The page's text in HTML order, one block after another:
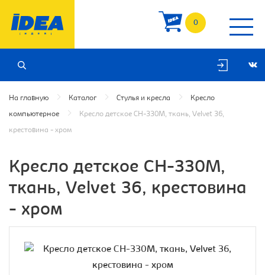
0
На главную Каталог Стулья и кресла Кресло
компьютерное Кресло детское CH-330M, ткань, Velvet 36,
крестовина - хром
Кресло детское CH-330M,
ткань, Velvet 36, крестовина
- хром